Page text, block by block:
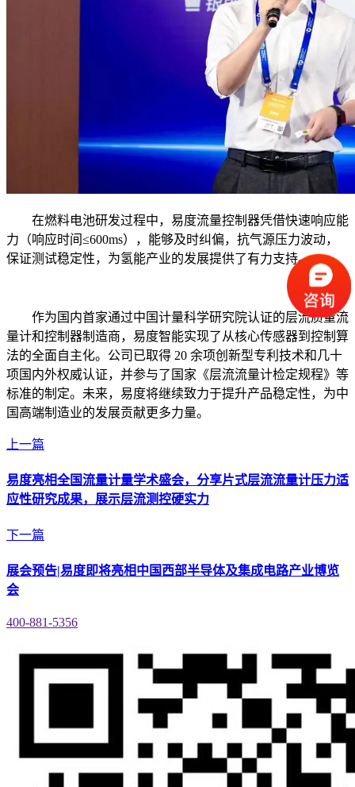
在燃料电池研发过程中，易度流量控制器凭借快速响应能
力（响应时间≤600ms），能够及时纠偏，抗气源压力波动，
保证测试稳定性，为氢能产业的发展提供了有力支持。
作为国内首家通过中国计量科学研究院认证的层流质量流
量计和控制器制造商，易度智能实现了从核心传感器到控制算
法的全面自主化。公司已取得 20 余项创新型专利技术和几十
项国内外权威认证，并参与了国家《层流流量计检定规程》等
标准的制定。未来，易度将继续致力于提升产品稳定性，为中
国高端制造业的发展贡献更多力量。
上一篇
易度亮相全国流量计量学术盛会，分享片式层流流量计压力适
应性研究成果，展示层流测控硬实力
下一篇
展会预告|易度即将亮相中国西部半导体及集成电路产业博览
会
400-881-5356